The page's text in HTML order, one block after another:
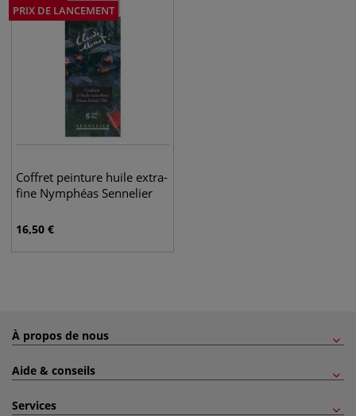
PRIX DE LANCEMENT
Coffret peinture huile extra-
fine Nymphéas Sennelier
16,50 €
À propos de nous
Aide & conseils
Services